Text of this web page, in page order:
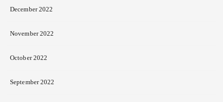
December 2022
November 2022
October 2022
September 2022